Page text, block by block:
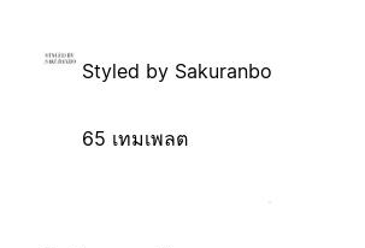
Styled by Sakuranbo
65 เทมเพลต